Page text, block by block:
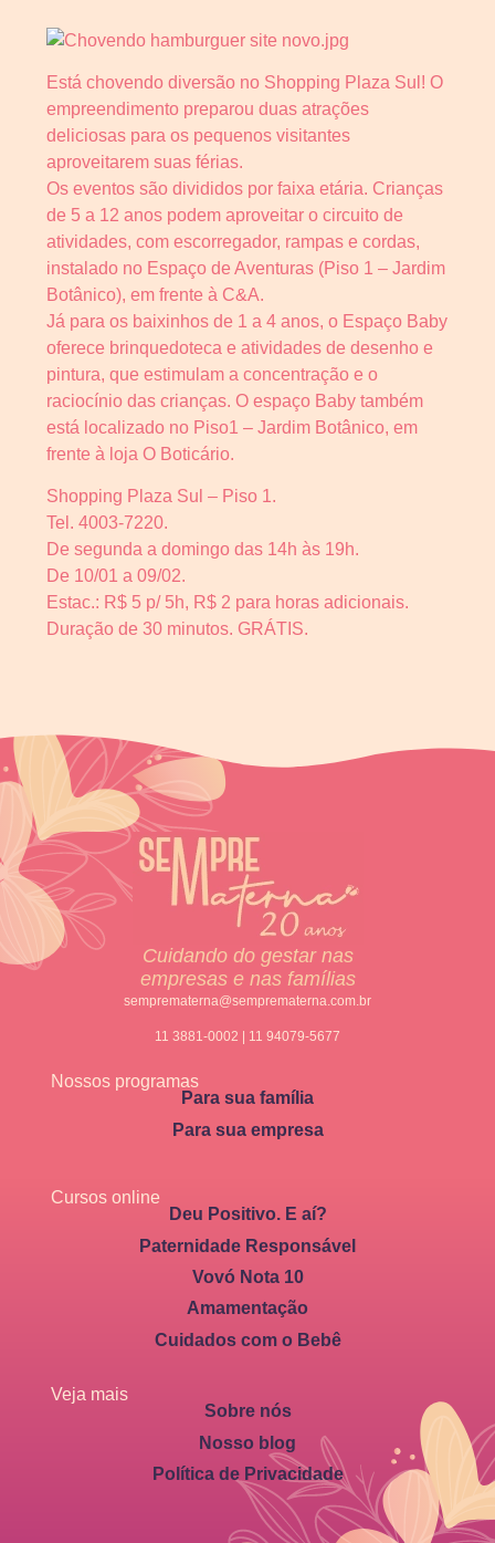
Está chovendo diversão no Shopping Plaza Sul! O
empreendimento preparou duas atrações
deliciosas para os pequenos visitantes
aproveitarem suas férias.
Os eventos são divididos por faixa etária. Crianças
de 5 a 12 anos podem aproveitar o circuito de
atividades, com escorregador, rampas e cordas,
instalado no Espaço de Aventuras (Piso 1 – Jardim
Botânico), em frente à C&A.
Já para os baixinhos de 1 a 4 anos, o Espaço Baby
oferece brinquedoteca e atividades de desenho e
pintura, que estimulam a concentração e o
raciocínio das crianças. O espaço Baby também
está localizado no Piso1 – Jardim Botânico, em
frente à loja O Boticário.
Shopping Plaza Sul – Piso 1.
Tel. 4003-7220.
De segunda a domingo das 14h às 19h.
De 10/01 a 09/02.
Estac.: R$ 5 p/ 5h, R$ 2 para horas adicionais.
Duração de 30 minutos. GRÁTIS.
Cuidando do gestar nas
empresas e nas famílias
semprematerna@semprematerna.com.br
11 3881-0002 | 11 94079-5677
Nossos programas
Para sua família
Para sua empresa
Cursos online
Deu Positivo. E aí?
Paternidade Responsável
Vovó Nota 10
Amamentação
Cuidados com o Bebê
Veja mais
Sobre nós
Nosso blog
Política de Privacidade